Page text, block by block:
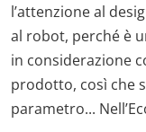
l’attenzione al
al robot, perché è
in considerazione
prodotto, così che
parametro...